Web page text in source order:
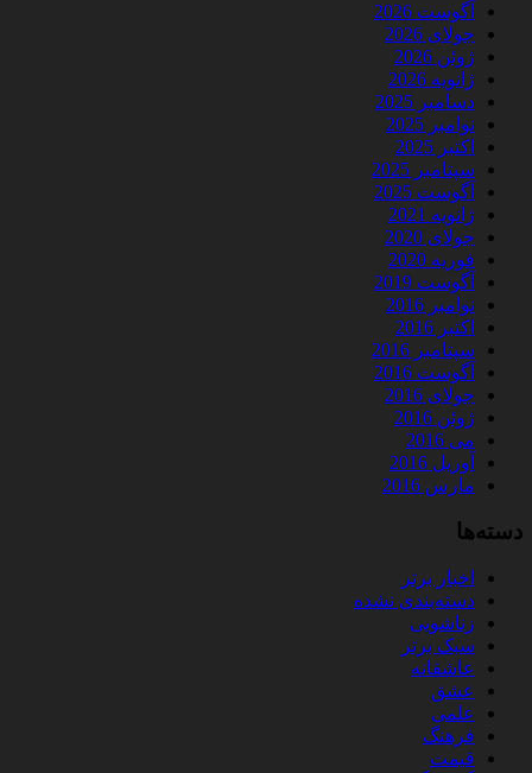
آگوست 2026
جولای 2026
ژوئن 2026
ژانویه 2026
دسامبر 2025
نوامبر 2025
اکتبر 2025
سپتامبر 2025
آگوست 2025
ژانویه 2021
جولای 2020
فوریه 2020
آگوست 2019
نوامبر 2016
اکتبر 2016
سپتامبر 2016
آگوست 2016
جولای 2016
ژوئن 2016
می 2016
آوریل 2016
مارس 2016
دسته‌ها
اخبار برتر
دسته‌بندی نشده
زناشویی
سبک برتر
عاشقانه
عشق
علمی
فرهنگ
قیمت